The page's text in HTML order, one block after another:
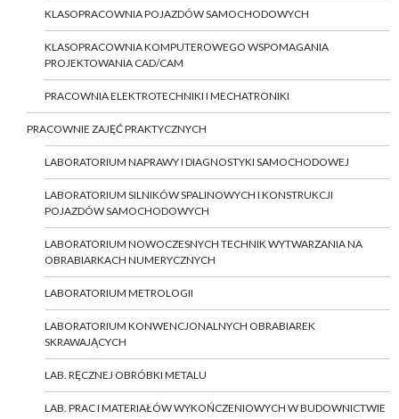
KLASOPRACOWNIA POJAZDÓW SAMOCHODOWYCH
KLASOPRACOWNIA KOMPUTEROWEGO WSPOMAGANIA
PROJEKTOWANIA CAD/CAM
PRACOWNIA ELEKTROTECHNIKI I MECHATRONIKI
PRACOWNIE ZAJĘĆ PRAKTYCZNYCH
LABORATORIUM NAPRAWY I DIAGNOSTYKI SAMOCHODOWEJ
LABORATORIUM SILNIKÓW SPALINOWYCH I KONSTRUKCJI
POJAZDÓW SAMOCHODOWYCH
LABORATORIUM NOWOCZESNYCH TECHNIK WYTWARZANIA NA
OBRABIARKACH NUMERYCZNYCH
LABORATORIUM METROLOGII
LABORATORIUM KONWENCJONALNYCH OBRABIAREK
SKRAWAJĄCYCH
LAB. RĘCZNEJ OBRÓBKI METALU
LAB. PRAC I MATERIAŁÓW WYKOŃCZENIOWYCH W BUDOWNICTWIE